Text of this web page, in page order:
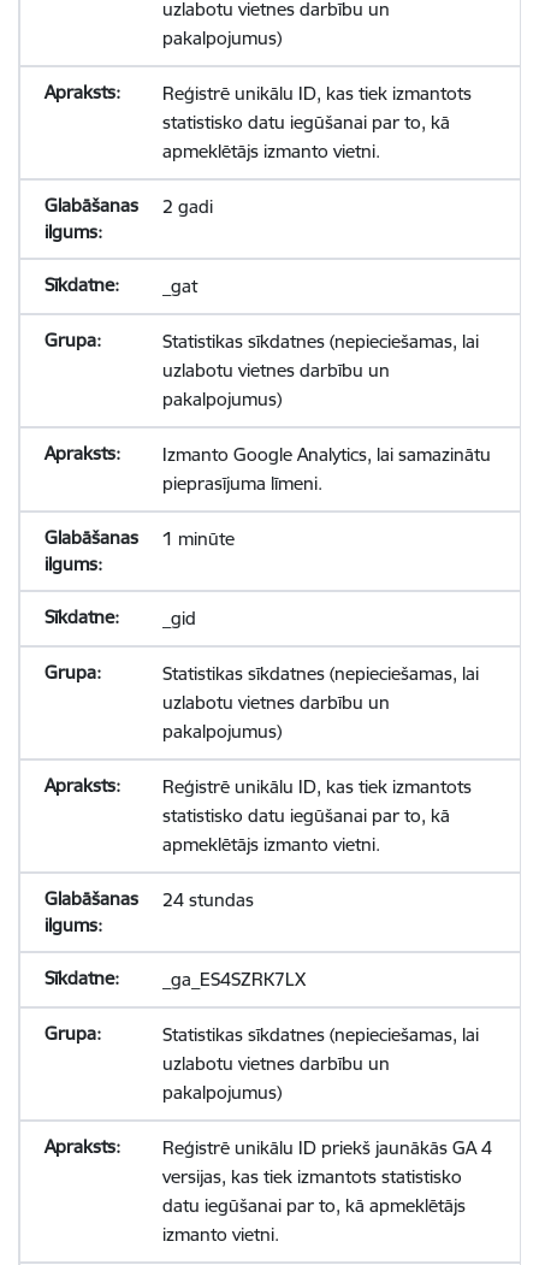
uzlabotu vietnes darbību un
pakalpojumus)
Reģistrē unikālu ID, kas tiek izmantots
statistisko datu iegūšanai par to, kā
apmeklētājs izmanto vietni.
2 gadi
_gat
Statistikas sīkdatnes (nepieciešamas, lai
uzlabotu vietnes darbību un
pakalpojumus)
Izmanto Google Analytics, lai samazinātu
pieprasījuma līmeni.
1 minūte
_gid
Statistikas sīkdatnes (nepieciešamas, lai
uzlabotu vietnes darbību un
pakalpojumus)
Reģistrē unikālu ID, kas tiek izmantots
statistisko datu iegūšanai par to, kā
apmeklētājs izmanto vietni.
24 stundas
_ga_ES4SZRK7LX
Statistikas sīkdatnes (nepieciešamas, lai
uzlabotu vietnes darbību un
pakalpojumus)
Reģistrē unikālu ID priekš jaunākās GA 4
versijas, kas tiek izmantots statistisko
datu iegūšanai par to, kā apmeklētājs
izmanto vietni.